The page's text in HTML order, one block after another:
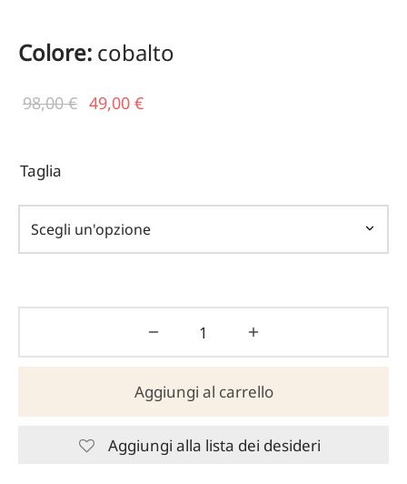
Colore: cobalto
98,00€ Il prezzo
49,00 €
49,00 €.
Taglia
Aggiungi al carrello
Aggiungi alla lista dei desideri